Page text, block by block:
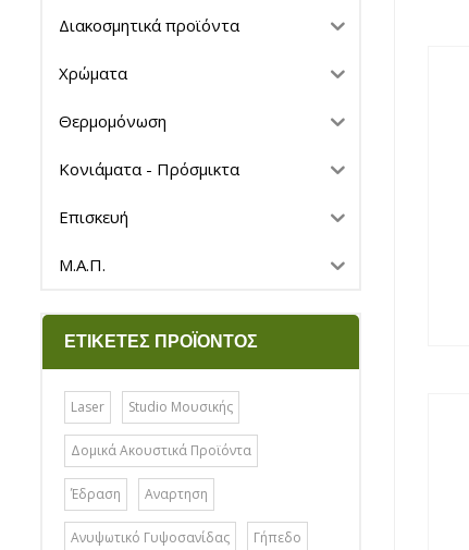
Διακοσμητικά προϊόντα
Χρώματα
Θερμομόνωση
Κονιάματα - Πρόσμικτα
Επισκευή
Μ.Α.Π.
ΕΤΙΚΈΤΕΣ ΠΡΟΪΌΝΤΟΣ
Laser Studio Μουσικής
Δομικά Ακουστικά Προϊόντα
Έδραση Αναρτηση
Ανυψωτικό Γυψοσανίδας Γήπεδο